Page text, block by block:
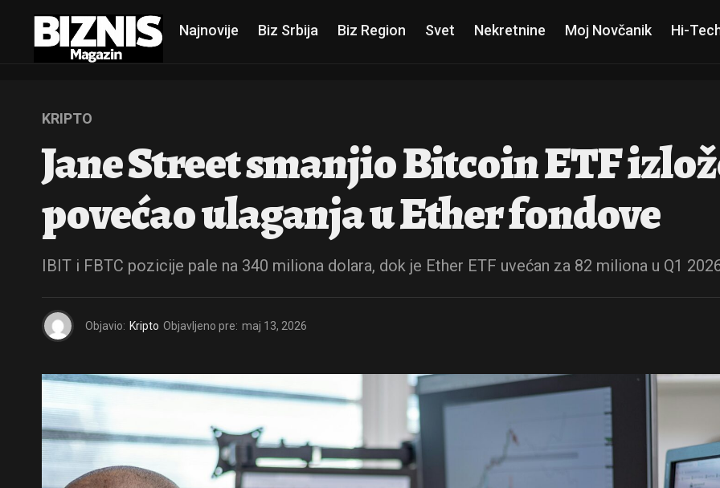
Najnovije Biz Srbija Biz Region Svet Nekretnine Moj Novčanik Hi-
KRIPTO
Jane Street smanjio Bitcoin ETF
povećao ulaganja u Ether fondove
IBIT i FBTC pozicije pale na 340 miliona dolara, dok je Ether ETF uvećan za 82 miliona u Q1
Objavio: Kripto Objavljeno pre: maj 13, 2026